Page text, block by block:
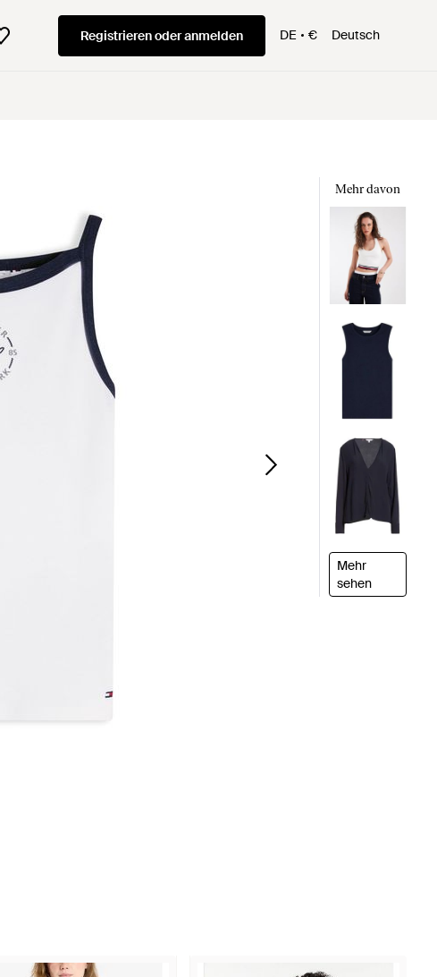
Registrieren oder anmelden DE € Deutsch
Mehr davon
Mehr
sehen